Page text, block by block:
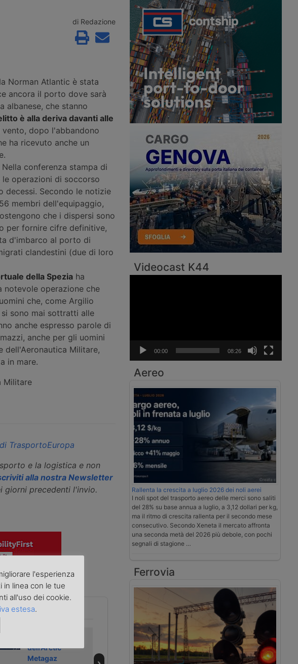
greca viene colpita da un proiettile
rivendicano l’ottavo attacco a una
petroliera saudita dal 22 luglio.
collegamento diretto ro-pax tra
Civitavecchia e Annaba, con due
rotazioni settimanali.
di Redazione
Norman Atlantic è stata
ancora il porto dove sarà
albanese, che stanno
è alla deriva davanti alle
dopo l'abbandono
ha ricevuto anche un
Nella conferenza stampa di
operazioni di soccorso
decessi. Secondo le notizie
membri dell'equipaggio,
che i dispersi sono
per fornire cifre definitive,
d'imbarco al porto di
clandestini (due di loro
della Spezia ha
notevole operazione che
che, come Argilio
sono mai sottratti alle
anche espresso parole di
anche per gli uomini
dell'Aeronautica Militare,
in mare.
Militare
TrasportoEuropa
e la logistica e non
alla nostra Newsletter
giorni precedenti l'invio.
successivo »
dell’Arctic
Metagaz
Tribunale
scagiona
Porsche per
Naufragio della
Msc Elsa 3, un
miliardo di danni
Videocast K44
00:00 08:26
Aereo
Rallenta la crescita a luglio 2026 dei noli aerei
I noli spot del trasporto aereo delle merci sono saliti
del 28% su base annua a luglio, a 3,12 dollari per kg,
ma il ritmo di crescita rallenta per il secondo mese
consecutivo. Secondo Xeneta il mercato affronta
una seconda metà del 2026 più debole, con pochi
segnali di stagione …
Ferrovia
l'esperienza
in linea con le tue
all'uso dei cookie.
estesa.